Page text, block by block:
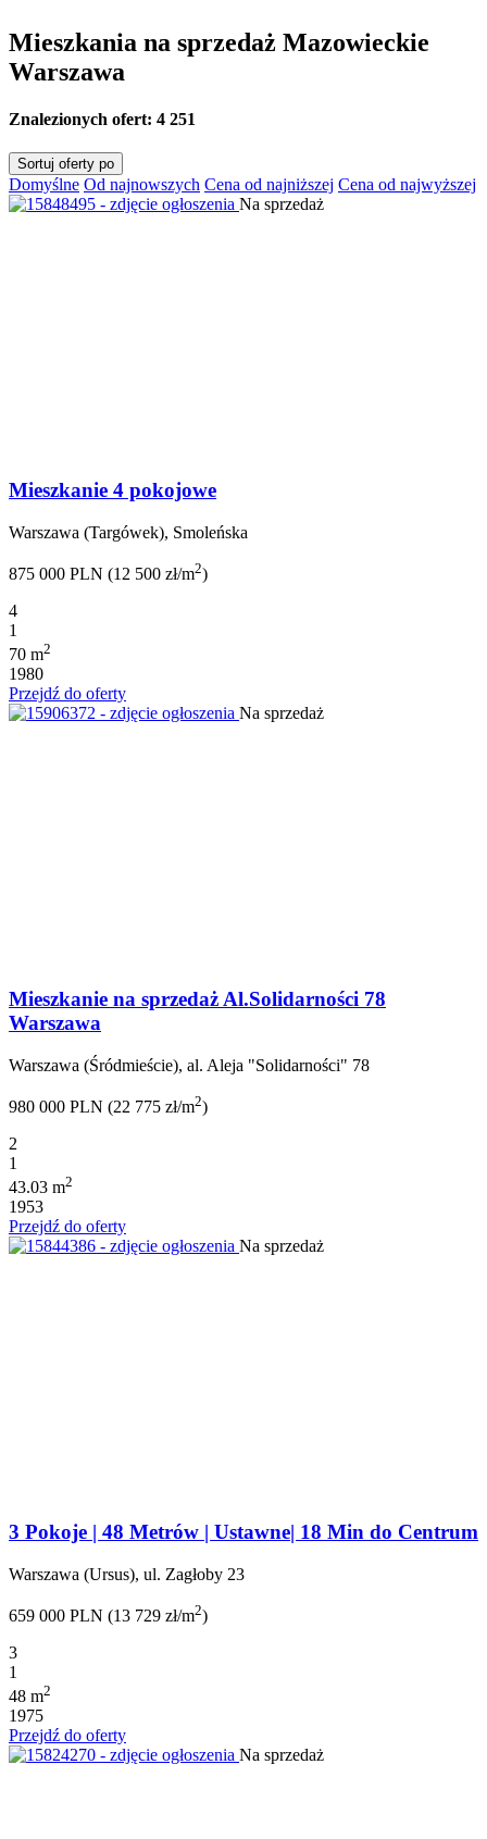
Mieszkania na sprzedaż Mazowieckie
Warszawa
Znalezionych ofert: 4 251
Sortuj oferty po
Domyślne Od najnowszych Cena od najniższej Cena od najwyższej
Na sprzedaż
Mieszkanie 4 pokojowe
Warszawa (Targówek), Smoleńska
875 000 PLN (12 500 zł/m2)
4
1
70 m2
1980
Przejdź do oferty
Na sprzedaż
Mieszkanie na sprzedaż Al.Solidarności 78
Warszawa
Warszawa (Śródmieście), al. Aleja "Solidarności" 78
980 000 PLN (22 775 zł/m2)
2
1
43.03 m2
1953
Przejdź do oferty
Na sprzedaż
3 Pokoje | 48 Metrów | Ustawne| 18 Min do Centrum
Warszawa (Ursus), ul. Zagłoby 23
659 000 PLN (13 729 zł/m2)
3
1
48 m2
1975
Przejdź do oferty
Na sprzedaż